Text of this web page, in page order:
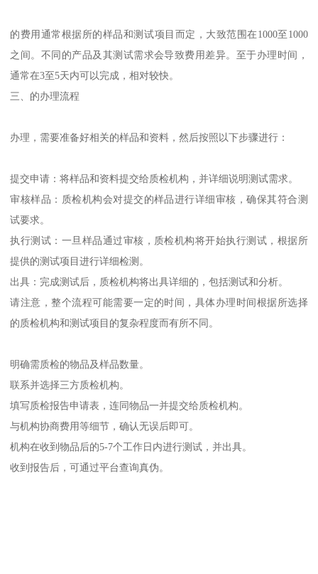
的费用通常根据所的样品和测试项目而定，大致范围在1000至1000
之间。不同的产品及其测试需求会导致费用差异。至于办理时间，
通常在3至5天内可以完成，相对较快。
三、的办理流程
办理，需要准备好相关的样品和资料，然后按照以下步骤进行：
提交申请：将样品和资料提交给质检机构，并详细说明测试需求。
审核样品：质检机构会对提交的样品进行详细审核，确保其符合测
试要求。
执行测试：一旦样品通过审核，质检机构将开始执行测试，根据所
提供的测试项目进行详细检测。
出具：完成测试后，质检机构将出具详细的，包括测试和分析。
请注意，整个流程可能需要一定的时间，具体办理时间根据所选择
的质检机构和测试项目的复杂程度而有所不同。
明确需质检的物品及样品数量。
联系并选择三方质检机构。
填写质检报告申请表，连同物品一并提交给质检机构。
与机构协商费用等细节，确认无误后即可。
机构在收到物品后的5-7个工作日内进行测试，并出具。
收到报告后，可通过平台查询真伪。